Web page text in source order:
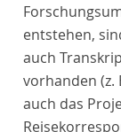
entstehen,
auch
vorhanden (z.
auch das